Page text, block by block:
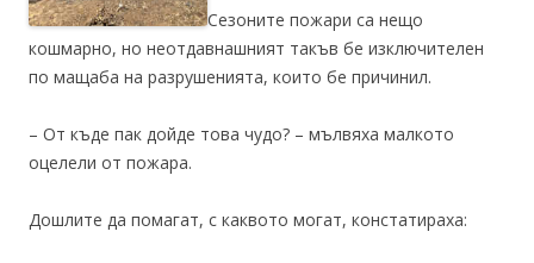
Сезоните пожари са нещо
кошмарно, но неотдавнашният такъв бе изключителен
по мащаба на разрушенията, които бе причинил.
– От къде пак дойде това чудо? – мълвяха малкото
оцелели от пожара.
Дошлите да помагат, с каквото могат, констатираха: